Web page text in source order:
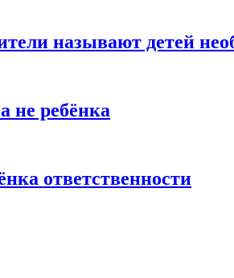
называют детей
не ребёнка
ответственности